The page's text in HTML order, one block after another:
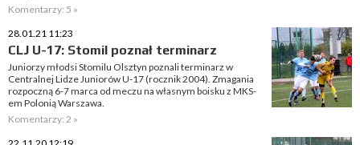
Komentarzy: 5 »
28.01.21 11:23
CLJ U-17: Stomil poznał terminarz
Juniorzy młodsi Stomilu Olsztyn poznali terminarz w
Centralnej Lidze Juniorów U-17 (rocznik 2004). Zmagania
rozpoczną 6-7 marca od meczu na własnym boisku z MKS-
em Polonią Warszawa.
Komentarzy: 2 »